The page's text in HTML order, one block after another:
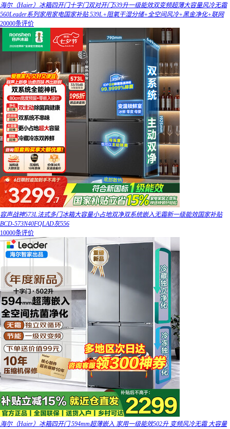
海尔（Haier）冰箱四开门十字门双对开门539升一级能效双变频超薄大容量风冷无霜
560Leader系列家用家电国家补贴 539L+阻氧干湿分储+全空间风冷+黑金净化+联网
20000条评价
容声战神573L法式多门冰箱大容量小占地双净双系统嵌入无霜新一级能效国家补贴
BCD-573N40FQLAD灰556
10000条评价
海尔（Haier）冰箱四开门 594mm超薄嵌入 家用一级能效502升 变频风冷无霜 大容量